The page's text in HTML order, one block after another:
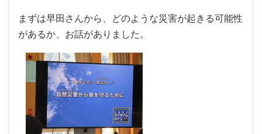
まずは早田さんから、どのような災害が起きる可能性
があるか、お話がありました。